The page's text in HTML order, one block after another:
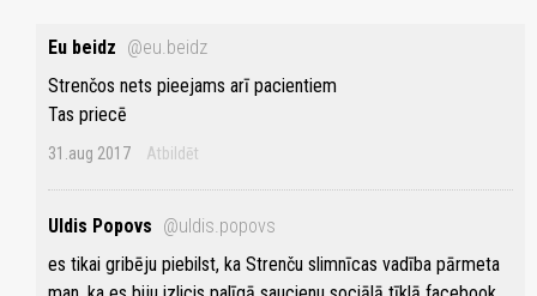
Eu beidz @eu.beidz
Strenčos nets pieejams arī pacientiem
Tas priecē
31.aug 2017 Atbildēt
Uldis Popovs @uldis.popovs
es tikai gribēju piebilst, ka Strenču slimnīcas vadība pārmeta